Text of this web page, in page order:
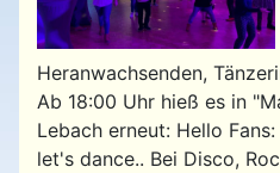
Heranwachsenden,
Ab 18:00 Uhr hieß es in
Lebach erneut: Hello
let's dance.. Bei Disco,